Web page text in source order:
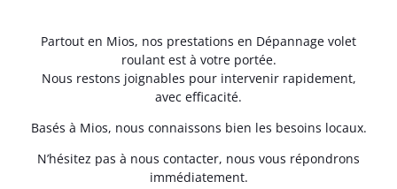
Partout en Mios, nos prestations en Dépannage volet
roulant est à votre portée.
Nous restons joignables pour intervenir rapidement,
avec efficacité.
Basés à Mios, nous connaissons bien les besoins locaux.
N’hésitez pas à nous contacter, nous vous répondrons
immédiatement.